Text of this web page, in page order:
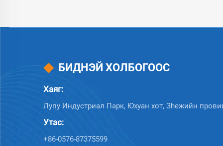
БИДНЭЙ ХОЛБОГООС
Хаяг:
Лупу Индустриал Парк, Юхуан хот, Зheжийн
Утас:
+86-0576-87375599